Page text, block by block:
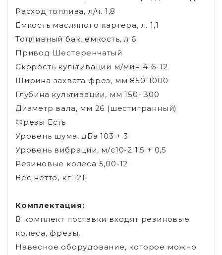
Расход топлива, л/ч. 1,8
Емкость масляного картера, л. 1,1
Топливный бак, емкость, л 6
Привод Шестеренчатый
Скорость культивации м/мин 4-6-12
Ширина захвата фрез, мм 850-1000
Глубина культивации, мм 150- 300
Диаметр вала, мм 26 (шестигранный)
Фрезы Есть
Уровень шума, дБа 103 + 3
Уровень вибрации, м/с10-2 1,5 + 0,5
Резиновые колеса 5,00-12
Вес нетто, кг 121.
Комплектация:
В комплект поставки входят резиновые
колеса, фрезы,
Навесное оборудование, которое можно